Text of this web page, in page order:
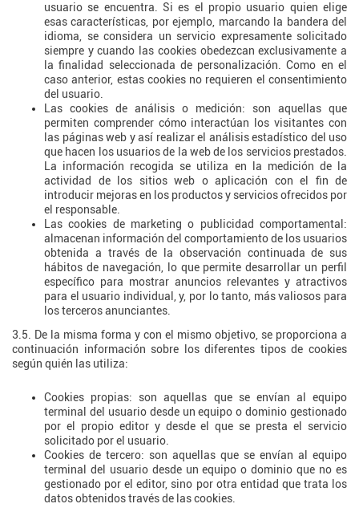
usuario se encuentra. Si es el propio usuario quien elige
esas características, por ejemplo, marcando la bandera del
idioma, se considera un servicio expresamente solicitado
siempre y cuando las cookies obedezcan exclusivamente a
la finalidad seleccionada de personalización. Como en el
caso anterior, estas cookies no requieren el consentimiento
del usuario.
Las cookies de análisis o medición: son aquellas que
permiten comprender cómo interactúan los visitantes con
las páginas web y así realizar el análisis estadístico del uso
que hacen los usuarios de la web de los servicios prestados.
La información recogida se utiliza en la medición de la
actividad de los sitios web o aplicación con el fin de
introducir mejoras en los productos y servicios ofrecidos por
el responsable.
Las cookies de marketing o publicidad comportamental:
almacenan información del comportamiento de los usuarios
obtenida a través de la observación continuada de sus
hábitos de navegación, lo que permite desarrollar un perfil
específico para mostrar anuncios relevantes y atractivos
para el usuario individual, y, por lo tanto, más valiosos para
los terceros anunciantes.
3.5. De la misma forma y con el mismo objetivo, se proporciona a
continuación información sobre los diferentes tipos de cookies
según quién las utiliza:
Cookies propias: son aquellas que se envían al equipo
terminal del usuario desde un equipo o dominio gestionado
por el propio editor y desde el que se presta el servicio
solicitado por el usuario.
Cookies de tercero: son aquellas que se envían al equipo
terminal del usuario desde un equipo o dominio que no es
gestionado por el editor, sino por otra entidad que trata los
datos obtenidos través de las cookies.